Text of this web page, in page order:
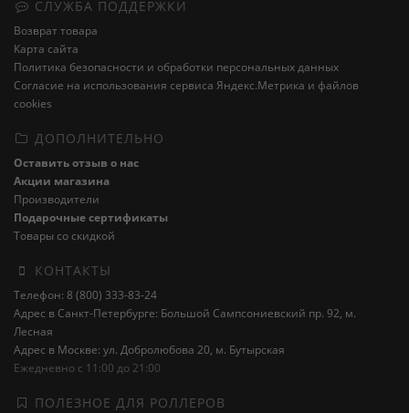
СЛУЖБА ПОДДЕРЖКИ
Возврат товара
Карта сайта
Политика безопасности и обработки персональных данных
Cогласие на использования сервиса Яндекс.Метрика и файлов
cookies
ДОПОЛНИТЕЛЬНО
Оставить отзыв о нас
Акции магазина
Производители
Подарочные сертификаты
Товары со скидкой
КОНТАКТЫ
Телефон: 8 (800) 333-83-24
Адрес в Санкт-Петербурге: Большой Сампсониевский пр. 92, м.
Лесная
Адрес в Москве: ул. Добролюбова 20, м. Бутырская
Ежедневно с 11:00 до 21:00
ПОЛЕЗНОЕ ДЛЯ РОЛЛЕРОВ